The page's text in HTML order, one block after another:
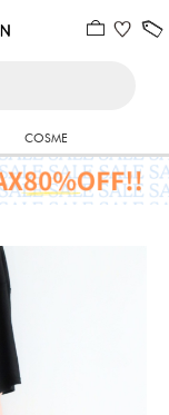
COSME